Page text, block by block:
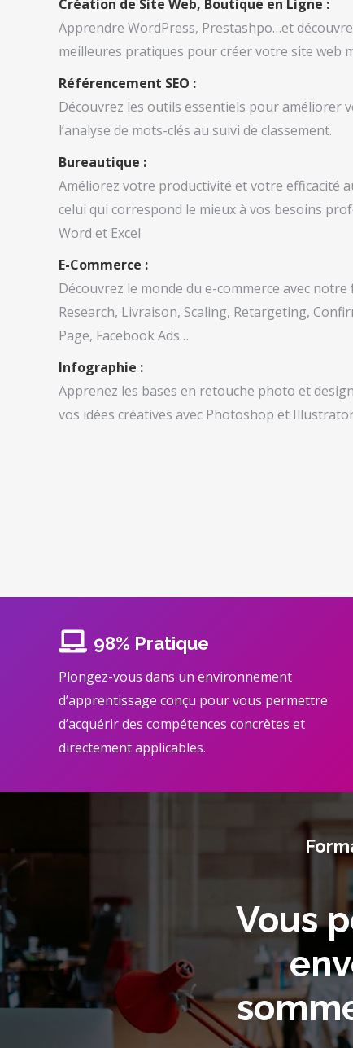
Création de Site Web, Boutique en Ligne :
Apprendre WordPress, Prestashpo…et
meilleures pratiques pour créer votre site web
Référencement SEO :
Découvrez les outils essentiels pour améliorer
l’analyse de mots-clés au suivi de classement.
Bureautique :
Améliorez votre productivité et votre efficacité
celui qui correspond le mieux à vos besoins
Word et Excel
E-Commerce :
Découvrez le monde du e-commerce avec
Research, Livraison, Scaling, Retargeting,
Page, Facebook Ads…
Infographie :
Apprenez les bases en retouche photo et
vos idées créatives avec Photoshop et
98% Pratique
Plongez-vous dans un environnement
d’apprentissage conçu pour vous permettre
d’acquérir des compétences concrètes et
directement applicables.
Vous